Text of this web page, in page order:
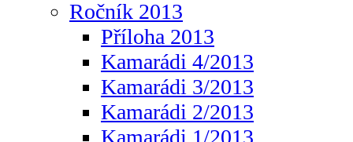
Ročník 2013
Příloha 2013
Kamarádi 4/2013
Kamarádi 3/2013
Kamarádi 2/2013